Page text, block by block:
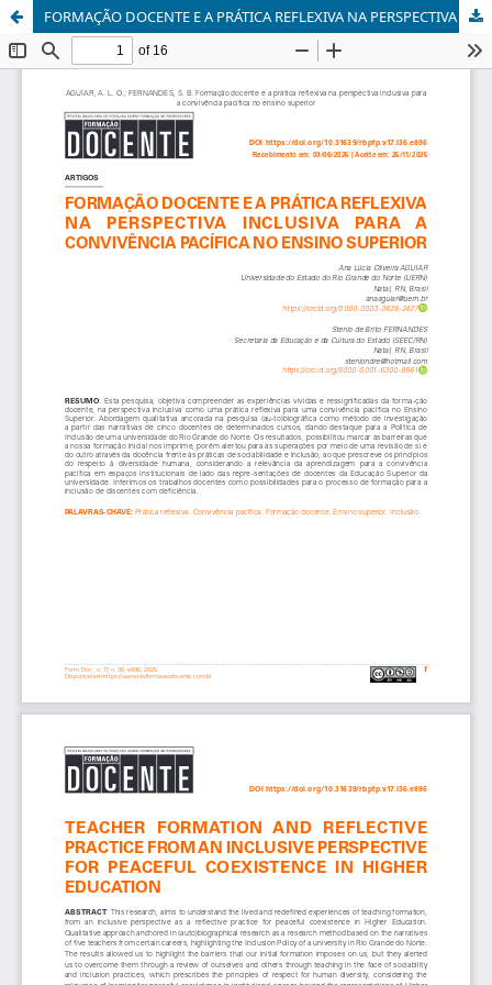
FORMAÇÃO DOCENTE E A PRÁTICA REFLEXIVA NA PERSPECTIVA INCLUSIVA PARA A CONVIVÊNCIA PACÍFICA NO ENSINO SUPERIOR